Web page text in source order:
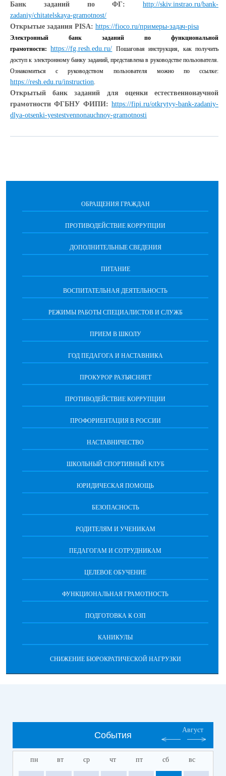
Банк заданий по ФГ: http://skiv.instrao.ru/bank-
zadaniy/chitatelskaya-gramotnost/
Открытые задания PISA: https://fioco.ru/примеры-задач-pisa
Электронный банк заданий по функциональной
грамотности:https://fg.resh.edu.ru/ Пошаговая инструкция, как получить
доступ к электронному банку заданий, представлена в руководстве пользователя.
Ознакомиться с руководством пользователя можно по ссылке:
https://resh.edu.ru/instruction.
Открытый банк заданий для оценки естественнонаучной
грамотности ФГБНУ ФИПИ: https://fipi.ru/otkrytyy-bank-zadaniy-
dlya-otsenki-yestestvennonauchnoy-gramotnosti
ОБРАЩЕНИЯ ГРАЖДАН
ПРОТИВОДЕЙСТВИЕ КОРРУПЦИИ
ДОПОЛНИТЕЛЬНЫЕ СВЕДЕНИЯ
ПИТАНИЕ
ВОСПИТАТЕЛЬНАЯ ДЕЯТЕЛЬНОСТЬ
РЕЖИМЫ РАБОТЫ СПЕЦИАЛИСТОВ И СЛУЖБ
ПРИЕМ В ШКОЛУ
ГОД ПЕДАГОГА И НАСТАВНИКА
ПРОКУРОР РАЗЪЯСНЯЕТ
ПРОТИВОДЕЙСТВИЕ КОРРУПЦИИ
ПРОФОРИЕНТАЦИЯ В РОССИИ
НАСТАВНИЧЕСТВО
ШКОЛЬНЫЙ СПОРТИВНЫЙ КЛУБ
ЮРИДИЧЕСКАЯ ПОМОЩЬ
БЕЗОПАСНОСТЬ
РОДИТЕЛЯМ И УЧЕНИКАМ
ПЕДАГОГАМ И СОТРУДНИКАМ
ЦЕЛЕВОЕ ОБУЧЕНИЕ
ФУНКЦИОНАЛЬНАЯ ГРАМОТНОСТЬ
ПОДГОТОВКА К ОЗП
КАНИКУЛЫ
СНИЖЕНИЕ БЮРОКРАТИЧЕСКОЙ НАГРУЗКИ
События
Август
пн вт ср чт пт сб вс